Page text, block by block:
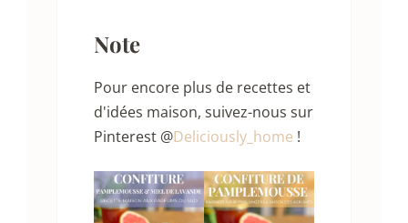
Note
Pour encore plus de recettes et
d'idées maison, suivez-nous sur
Pinterest @Deliciously_home !